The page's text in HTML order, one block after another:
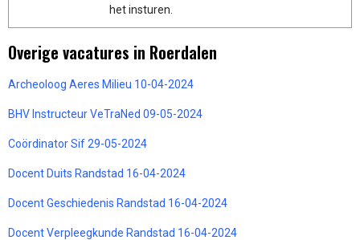
het insturen.
Overige vacatures in Roerdalen
Archeoloog Aeres Milieu 10-04-2024
BHV Instructeur VeTraNed 09-05-2024
Coördinator Sif 29-05-2024
Docent Duits Randstad 16-04-2024
Docent Geschiedenis Randstad 16-04-2024
Docent Verpleegkunde Randstad 16-04-2024